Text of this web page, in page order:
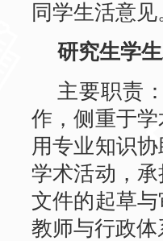
同学生活意见
研究生学
主要职责
作，侧重于
用专业知识
学术活动，
文件的起草
教师与行政